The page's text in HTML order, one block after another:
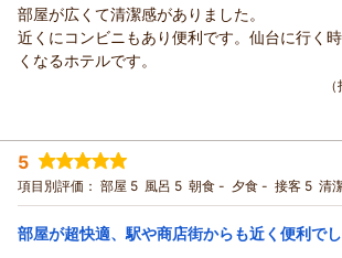
います。
フロント 大島
支配人
（
リッチモンドホテル仙台からの返信
この度はリッチモンドホテル仙台にご宿泊い
がとうございます。
また、お忙しいところご滞在のご感想をお寄
キッズスペースやフリードリンク、駄菓子コ
施設をお気に召していただけたようで大変嬉
した。大人の皆様にもお子様を見守りながら
空間を提供できたことは、私どもにとりまし
なります。
部屋が広くて清潔感がありました。
近くにコンビニもあり便利です。仙台に行く
くなるホテルです。
投稿者： りーさん(女性/40代)
宿泊プラン： 【じゃらんスペシャルウィーク】【朝
ビュッフェ朝食付きプラン～フリードリンク付き
シ
宿泊価格帯： 11,001～12,000円(大人一人あたり/税込)
5
項目別評価： 部屋 5 風呂 5 朝食 - 夕食 - 接客 5 清
部屋が超快適、駅や商店街からも近く便利で